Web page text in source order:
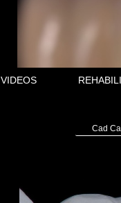
VIDEOS
Cad